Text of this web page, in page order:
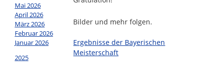
Bilder und mehr folgen.
Ergebnisse der Bayerischen
Meisterschaft
Mai 2026
April 2026
März 2026
Februar 2026
Januar 2026
2025